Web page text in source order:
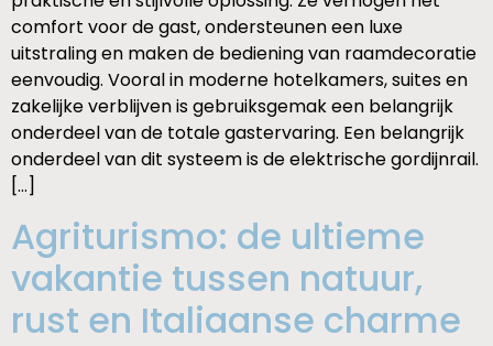
comfort voor de gast, ondersteunen een luxe
uitstraling en maken de bediening van raamdecoratie
eenvoudig. Vooral in moderne hotelkamers, suites en
zakelijke verblijven is gebruiksgemak een belangrijk
onderdeel van de totale gastervaring. Een belangrijk
onderdeel van dit systeem is de elektrische gordijnrail.
[…]
Agriturismo: de ultieme
vakantie tussen natuur,
rust en Italiaanse charme